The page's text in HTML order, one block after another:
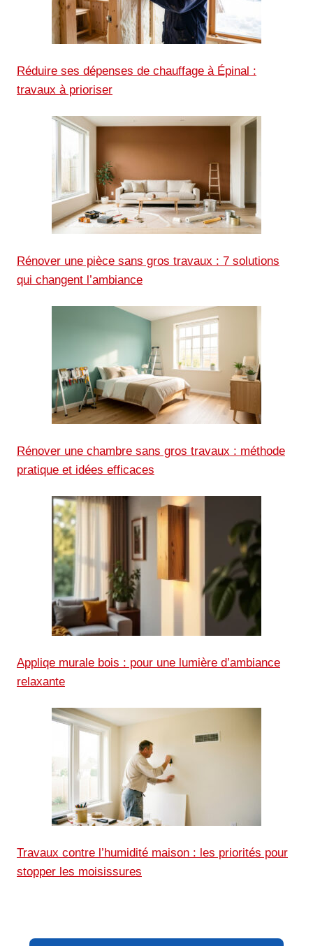
Réduire ses dépenses de chauffage à Épinal :
travaux à prioriser
Rénover une pièce sans gros travaux : 7 solutions
qui changent l’ambiance
Rénover une chambre sans gros travaux : méthode
pratique et idées efficaces
Appliqe murale bois : pour une lumière d’ambiance
relaxante
Travaux contre l’humidité maison : les priorités pour
stopper les moisissures